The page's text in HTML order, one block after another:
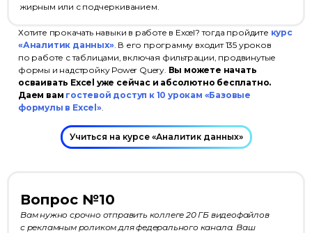
жирным или с подчеркиванием.
Хотите прокачать навыки в работе в Excel? тогда пройдите курс
«Аналитик данных». В его программу входит 135 уроков
по работе с таблицами, включая фильтрации, продвинутые
формы и надстройку Power Query. Вы можете начать
осваивать Excel уже сейчас и абсолютно бесплатно.
Даем вам гостевой доступ к 10 урокам «Базовые
формулы в Excel».
Учиться на курсе «Аналитик данных»
Вопрос №10
Вам нужно срочно отправить коллеге 20 ГБ видеофайлов
с рекламным роликом для федерального канала. Ваш